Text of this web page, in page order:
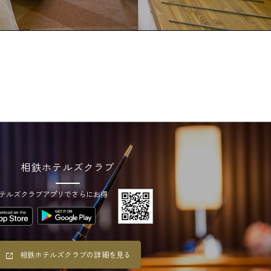
相鉄ホテルズクラブ
ルズクラブアプリでさらにお得
相鉄ホテルズクラブの詳細を見る